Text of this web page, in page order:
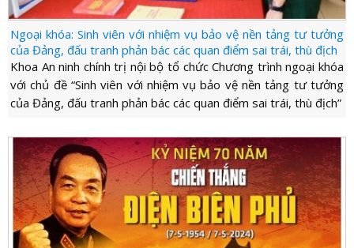
Ngoại khóa: Sinh viên với nhiệm vụ bảo vệ nền tảng tư tưởng
của Đảng, đấu tranh phản bác các quan điểm sai trái, thù địch
Khoa An ninh chính trị nội bộ tổ chức Chương trình ngoại khóa
với chủ đề “Sinh viên với nhiệm vụ bảo vệ nền tảng tư tưởng
của Đảng, đấu tranh phản bác các quan điểm sai trái, thù địch”